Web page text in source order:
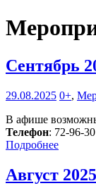
Сентябрь
29.08.2025 0+,
В афише
Телефон: 72-96-30
Подробнее
Август